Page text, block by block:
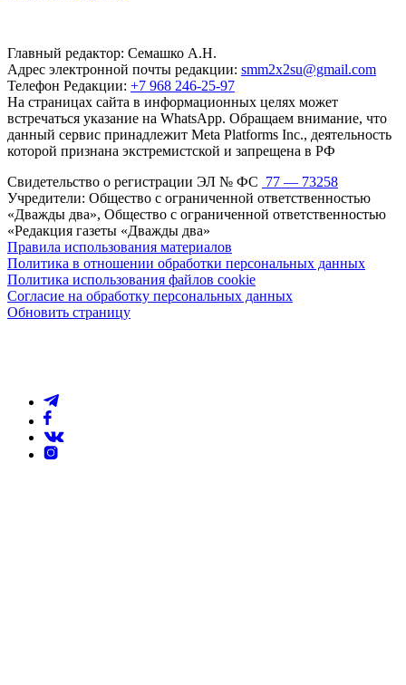
Главный редактор: Семашко А.Н.
Адрес электронной почты редакции: smm2x2su@gmail.com
Телефон Редакции: +7 968 246-25-97
На страницах сайта в информационных целях может
встречаться указание на WhatsApp. Обращаем внимание, что
данный сервис принадлежит Meta Platforms Inc., деятельность
которой признана экстремистской и запрещена в РФ
Свидетельство о регистрации ЭЛ № ФС 77 — 73258
Учредители: Общество с ограниченной ответственностью
«Дважды два», Общество с ограниченной ответственностью
«Редакция газеты «Дважды два»
Правила использования материалов
Политика в отношении обработки персональных данных
Политика использования файлов cookie
Согласие на обработку персональных данных
Обновить страницу